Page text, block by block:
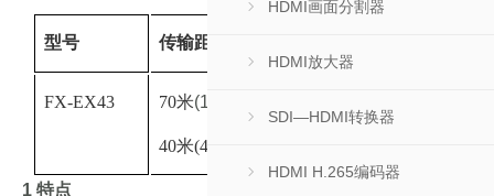
型号 传输距离
FX-EX43 70米(1080P)
40米(4k)
1 特点
HDMI画面分割器
HDMI放大器
SDI—HDMI转换器
HDMI H.265编码器